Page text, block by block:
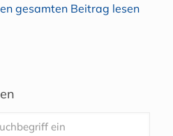
gesamten Beitrag lesen